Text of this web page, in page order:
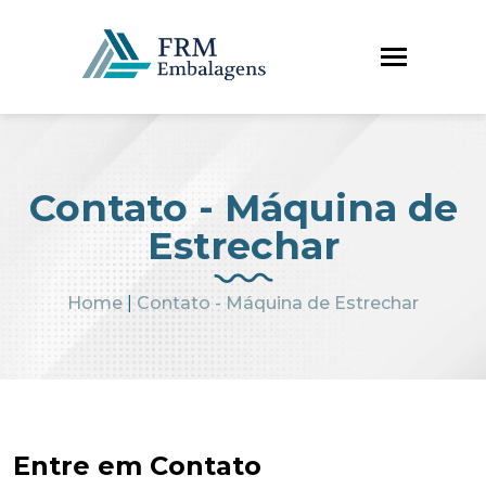
Contato - Máquina de
Estrechar
Home Contato - Máquina de Estrechar
Entre em Contato